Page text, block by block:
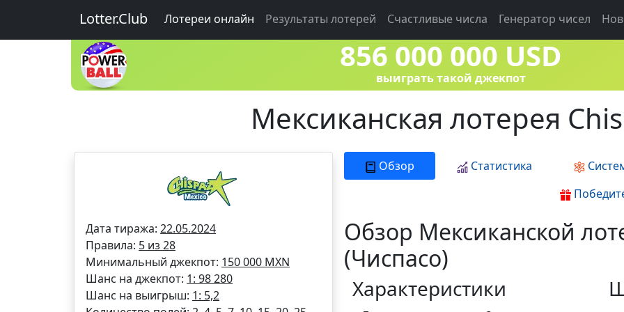
Lotter.Club Лотереи онлайн Результаты лотерей Счастливые числа Генератор чисел
856 000 000 USD
выиграть такой джекпот
Мексиканская лотерея
Дата тиража: 22.05.2024
Правила: 5 из 28
Минимальный джекпот: 150 000 MXN
Шанс на джекпот: 1: 98 280
Шанс на выигрыш: 1: 5,2
Обзор Статистика
Обзор Мексиканской
(Чиспасо)
Характеристики